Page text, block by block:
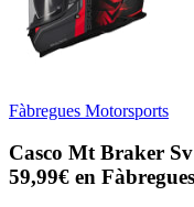
Fàbregues Motorsports
Casco Mt Braker
59,99€ en